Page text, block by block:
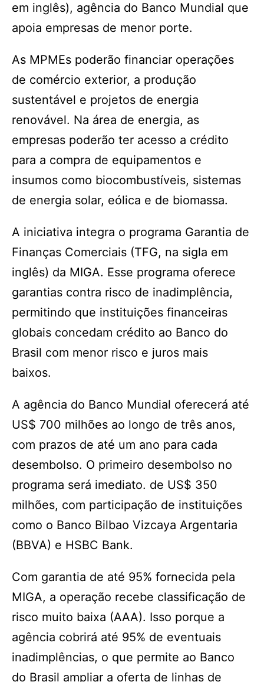
em inglês), agência do Banco Mundial que
apoia empresas de menor porte.
As MPMEs poderão financiar operações
de comércio exterior, a produção
sustentável e projetos de energia
renovável. Na área de energia, as
empresas poderão ter acesso a crédito
para a compra de equipamentos e
insumos como biocombustíveis, sistemas
de energia solar, eólica e de biomassa.
A iniciativa integra o programa Garantia de
Finanças Comerciais (TFG, na sigla em
inglês) da MIGA. Esse programa oferece
garantias contra risco de inadimplência,
permitindo que instituições financeiras
globais concedam crédito ao Banco do
Brasil com menor risco e juros mais
baixos.
A agência do Banco Mundial oferecerá até
US$ 700 milhões ao longo de três anos,
com prazos de até um ano para cada
desembolso. O primeiro desembolso no
programa será imediato. de US$ 350
milhões, com participação de instituições
como o Banco Bilbao Vizcaya Argentaria
(BBVA) e HSBC Bank.
Com garantia de até 95% fornecida pela
MIGA, a operação recebe classificação de
risco muito baixa (AAA). Isso porque a
agência cobrirá até 95% de eventuais
inadimplências, o que permite ao Banco
do Brasil ampliar a oferta de linhas de